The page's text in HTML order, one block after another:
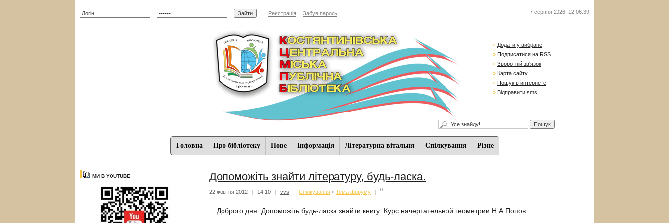
Реєстрація Забув пароль 7 серпня 2026 12:06:39
» Додати у вибране
» Подписатися на RSS
» Зворотній зв'язок
» Карта сайту
» Пошук в интернете
» Відправити sms
Головна Про бібліотеку Нове Iнформацiя Літературна вітальня Спiлкування Різне
МИ В YOUTUBE Допоможіть знайти літературу, будь-ласка.
22 жовтня 2012 | 14:10 | vvs | Спiлкування » Тема форуму | 0
Доброго дня. Допоможіть будь-ласка знайти книгу: Курс начертательной геометрии Н.А.Попов